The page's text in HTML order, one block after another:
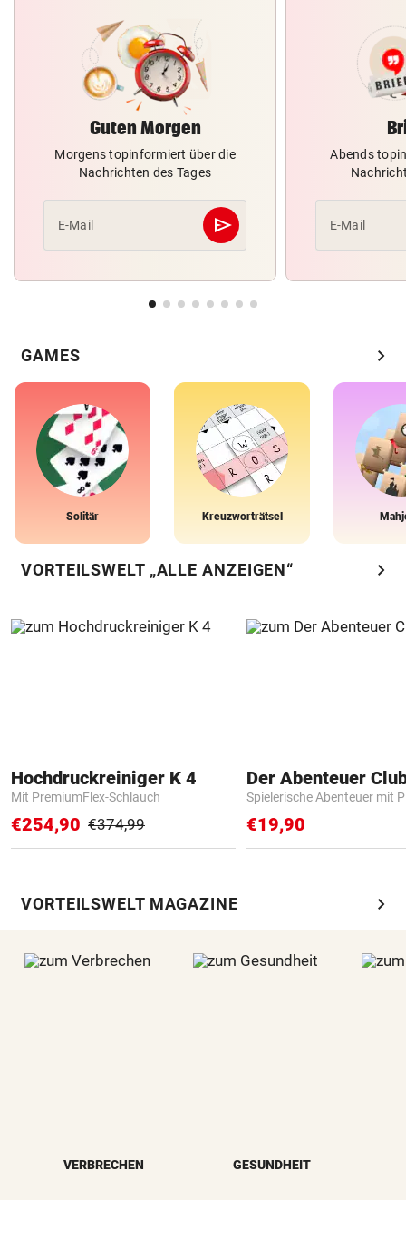
Guten Morgen
Morgens topinformiert über die
Nachrichten des Tages
E-Mail send
Abschicken
Abends
E-Mail
GAMES chevron_right
Solitär Kreuzworträtsel
VORTEILSWELT „ALLE ANZEIGEN“ chevron_right
Hochdruckreiniger K 4
Mit PremiumFlex-Schlauch
€254,90 €374,99
Der Abenteuer
Spielerische Abenteuer mit
€19,90
VORTEILSWELT MAGAZINE chevron_right
VERBRECHEN GESUNDHEIT